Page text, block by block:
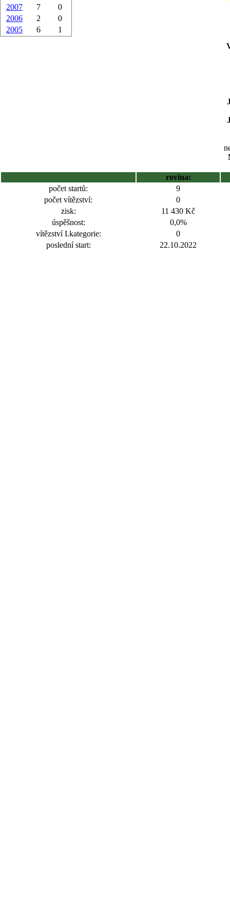
2007
7
0
2006
2
0
2005
6 1
rovina:
počet startů:
9
počet vítězství:
0
zisk:
11 430 Kč
úspěšnost:
0,0%
vítězství I.kategorie:
0
poslední start:
22.10.2022